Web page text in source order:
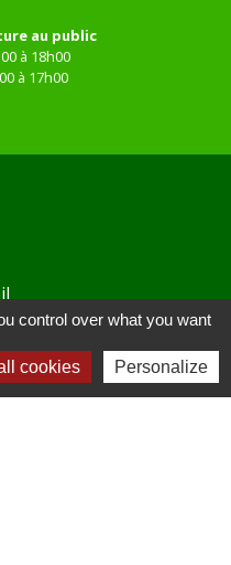
au public
à 18h00
à 17h00
control over what you want
cookies Personalize